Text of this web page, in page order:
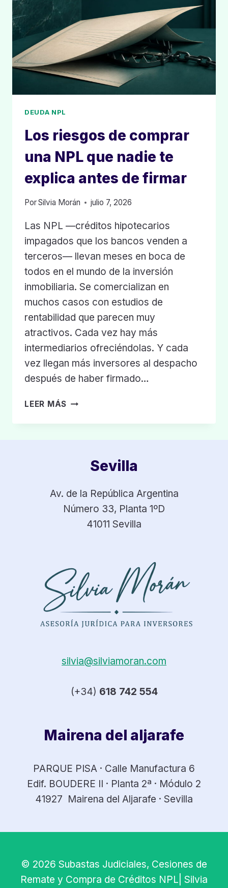
INVERSOR
SERIO
DEL
APRENDE
A
DEUDA NPL
Los riesgos de comprar
una NPL que nadie te
explica antes de firmar
PorSilvia Morán julio 7, 2026
Las NPL —créditos hipotecarios
impagados que los bancos venden a
terceros— llevan meses en boca de
todos en el mundo de la inversión
inmobiliaria. Se comercializan en
muchos casos con estudios de
rentabilidad que parecen muy
atractivos. Cada vez hay más
intermediarios ofreciéndolas. Y cada
vez llegan más inversores al despacho
después de haber firmado…
LEER MÁS LOS
DE
TE
EXPLICA
ANTES
Sevilla
Av. de la República Argentina
Número 33, Planta 1ºD
41011 Sevilla
silvia@silviamoran.com
(+34) 618 742 554
Mairena del aljarafe
PARQUE PISA · Calle Manufactura 6
Edif. BOUDERE II · Planta 2ª · Módulo 2
41927 Mairena del Aljarafe · Sevilla
© 2026 Subastas Judiciales, Cesiones de
Remate y Compra de Créditos NPL| Silvia